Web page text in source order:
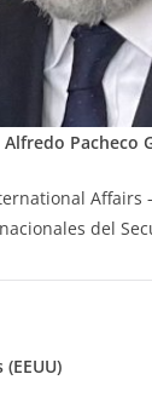
Pacheco
Affairs
del